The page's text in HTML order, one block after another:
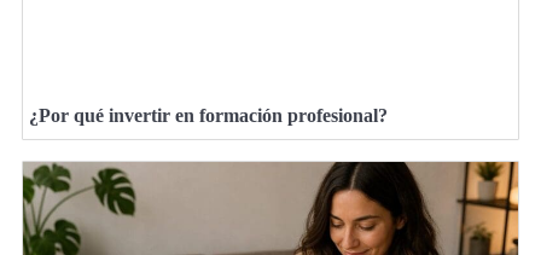
¿Por qué invertir en formación profesional?